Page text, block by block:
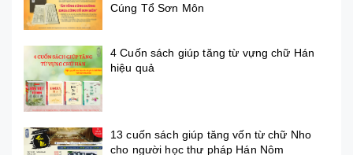
Cúng Tổ Sơn Môn
4 Cuốn sách giúp tăng từ vựng chữ Hán
hiệu quả
13 cuốn sách giúp tăng vốn từ chữ Nho
cho người học thư pháp Hán Nôm